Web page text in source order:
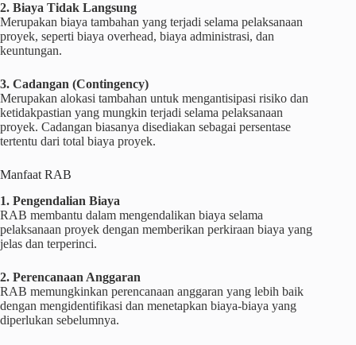
2. Biaya Tidak Langsung
Merupakan biaya tambahan yang terjadi selama pelaksanaan
proyek, seperti biaya overhead, biaya administrasi, dan
keuntungan.
3. Cadangan (Contingency)
Merupakan alokasi tambahan untuk mengantisipasi risiko dan
ketidakpastian yang mungkin terjadi selama pelaksanaan
proyek. Cadangan biasanya disediakan sebagai persentase
tertentu dari total biaya proyek.
Manfaat RAB
1. Pengendalian Biaya
RAB membantu dalam mengendalikan biaya selama
pelaksanaan proyek dengan memberikan perkiraan biaya yang
jelas dan terperinci.
2. Perencanaan Anggaran
RAB memungkinkan perencanaan anggaran yang lebih baik
dengan mengidentifikasi dan menetapkan biaya-biaya yang
diperlukan sebelumnya.